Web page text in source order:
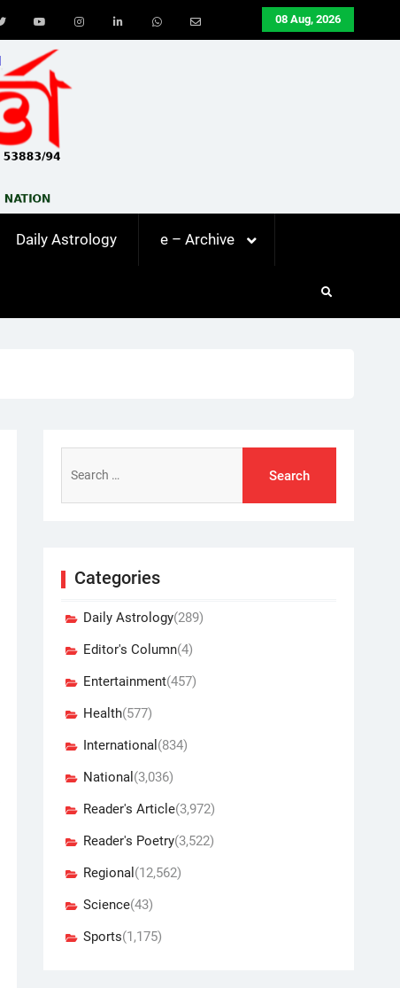
08 Aug, 2026
Youtube
Daily Astrology e – Archive
for:
Categories
Daily Astrology(289)
Editor's Column(4)
Entertainment(457)
Health(577)
International (834)
National (3,036)
Reader's Article(3,972)
Reader's Poetry(3,522)
Regional (12,562)
Science(43)
Sports(1,175)